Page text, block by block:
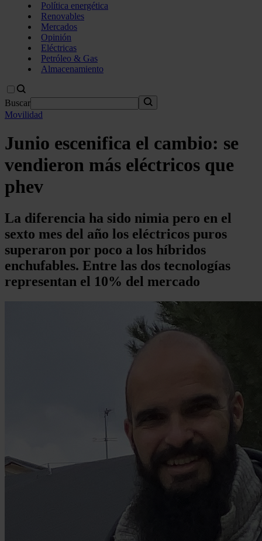
Política energética
Renovables
Mercados
Opinión
Eléctricas
Petróleo & Gas
Almacenamiento
Buscar
Movilidad
Junio escenifica el cambio: se
vendieron más eléctricos que
phev
La diferencia ha sido nimia pero en el
sexto mes del año los eléctricos puros
superaron por poco a los híbridos
enchufables. Entre las dos tecnologías
representan el 10% del mercado